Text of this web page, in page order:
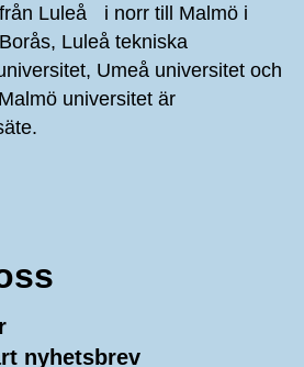
Luleå i norr till Malmö i
Luleå tekniska
Umeå universitet och
universitet är
nyhetsbrev